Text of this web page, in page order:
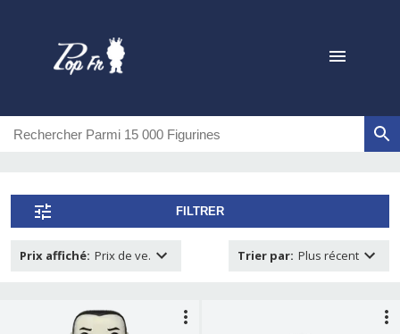
FILTRER
Prix affiché: Prix de ve. Trier par: Plus récent